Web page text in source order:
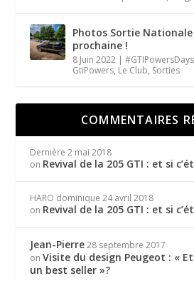
Photos Sortie
prochaine !
8 Juin 2022 |#GTIPowersDays
GtiPowers, Le Club, Sorties
COMMENTAIRES
Dernière 2 mai 2018
on Revival de la 205 GTI : et si
HARO dominique 24 avril 2018
on Revival de la 205 GTI : et si
Jean-Pierre 28 septembre 2017
onVisite du design Peugeot : «
un best seller »?